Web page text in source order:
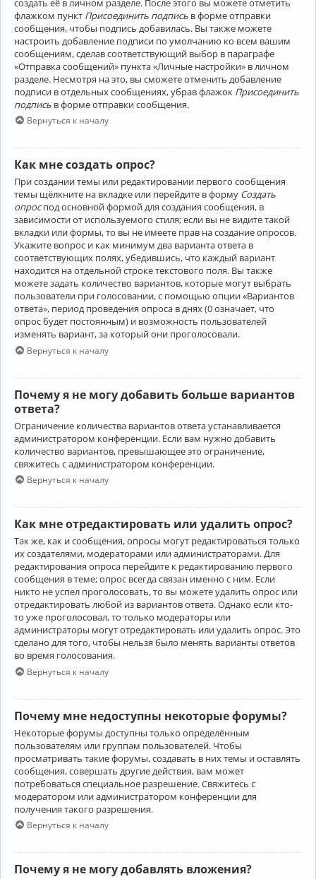
флажком пункт Присоединить подпись в форме отправки
сообщения, чтобы подпись добавилась. Вы также можете
настроить добавление подписи по умолчанию ко всем вашим
сообщениям, сделав соответствующий выбор в параграфе
«Отправка сообщений» пункта «Личные настройки» в личном
разделе. Несмотря на это, вы сможете отменить добавление
подписи в отдельных сообщениях, убрав флажок Присоединить
подпись в форме отправки сообщения.
Вернуться к началу
Как мне создать опрос?
При создании темы или редактировании первого сообщения
темы щёлкните на вкладке или перейдите в форму Создать
опроспод основной формой для создания сообщения, в
зависимости от используемого стиля; если вы не видите такой
вкладки или формы, то вы не имеете прав на создание опросов.
Укажите вопрос и как минимум два варианта ответа в
соответствующих полях, убедившись, что каждый вариант
находится на отдельной строке текстового поля. Вы также
можете задать количество вариантов, которые могут выбрать
пользователи при голосовании, с помощью опции «Вариантов
ответа», период проведения опроса в днях (0 означает, что
опрос будет постоянным) и возможность пользователей
изменять вариант, за который они проголосовали.
Вернуться к началу
Почему я не могу добавить больше вариантов
ответа?
Ограничение количества вариантов ответа устанавливается
администратором конференции. Если вам нужно добавить
количество вариантов, превышающее это ограничение,
свяжитесь с администратором конференции.
Вернуться к началу
Как мне отредактировать или удалить опрос?
Так же, как и сообщения, опросы могут редактироваться только
их создателями, модераторами или администраторами. Для
редактирования опроса перейдите к редактированию первого
сообщения в теме; опрос всегда связан именно с ним. Если
никто не успел проголосовать, то вы можете удалить опрос или
отредактировать любой из вариантов ответа. Однако если кто-
то уже проголосовал, то только модераторы или
администраторы могут отредактировать или удалить опрос. Это
сделано для того, чтобы нельзя было менять варианты ответов
во время голосования.
Вернуться к началу
Почему мне недоступны некоторые форумы?
Некоторые форумы доступны только определённым
пользователям или группам пользователей. Чтобы
просматривать такие форумы, создавать в них темы и оставлять
сообщения, совершать другие действия, вам может
потребоваться специальное разрешение. Свяжитесь с
модератором или администратором конференции для
получения такого разрешения.
Вернуться к началу
Почему я не могу добавлять вложения?